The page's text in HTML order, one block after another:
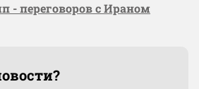
- переговоров с Ираном